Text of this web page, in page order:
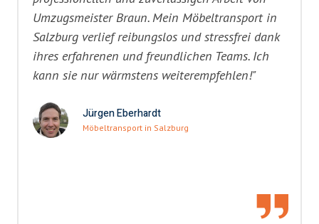
Umzugsmeister Braun. Mein Möbeltransport in
Salzburg verlief reibungslos und stressfrei dank
ihres erfahrenen und freundlichen Teams. Ich
kann sie nur wärmstens weiterempfehlen!"
Jürgen Eberhardt
Möbeltransport in Salzburg